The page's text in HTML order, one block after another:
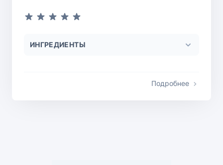
ИНГРЕДИЕНТЫ
Подробнее